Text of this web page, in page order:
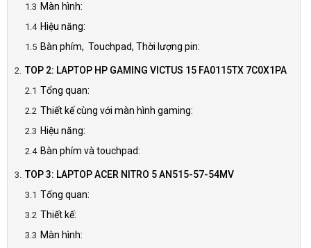
Màn hình:
Hiệu năng:
Bàn phím, Touchpad, Thời lượng pin:
TOP 2: LAPTOP HP GAMING VICTUS 15 FA0115TX 7C0X1PA
Tổng quan:
Thiết kế cùng với màn hình gaming:
Hiệu năng:
Bàn phím và touchpad:
TOP 3: LAPTOP ACER NITRO 5 AN515-57-54MV
Tổng quan:
Thiết kế:
Màn hình: